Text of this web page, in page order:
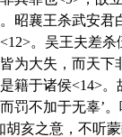
昭襄王杀武安君
。吴王夫差杀
为大失，而天下
籍于诸侯<14>。
罚不加于无辜’
胡亥之意，不听